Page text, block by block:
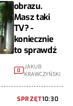
obrazu.
Masz taki
TV? -
koniecznie
to sprawdź
0 JAKUB
KRAWCZYŃSKI
SPRZĘT10:30